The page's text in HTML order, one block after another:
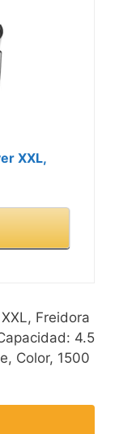
XXL,
Freidora
4.5
Color, 1500